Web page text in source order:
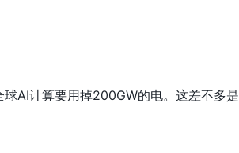
AI计算要用掉200GW的电。这差不多